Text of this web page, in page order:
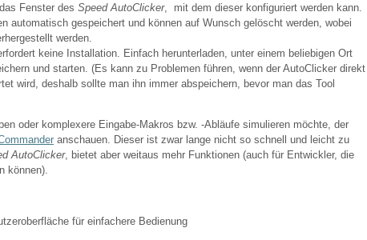
Fenster des Speed AutoClicker, mit dem dieser konfiguriert werden kann.
automatisch gespeichert und können auf Wunsch gelöscht werden, wobei
werden.
keine Installation. Einfach herunterladen, unter einem beliebigen Ort
und starten. (Es kann zu Problemen führen, wenn der AutoClicker direkt
wird, deshalb sollte man ihn immer abspeichern, bevor man das Tool
oder komplexere Eingabe-Makros bzw. -Abläufe simulieren möchte, der
anschauen. Dieser ist zwar lange nicht so schnell und leicht zu
AutoClicker, bietet aber weitaus mehr Funktionen (auch für Entwickler, die
können).
für einfachere Bedienung